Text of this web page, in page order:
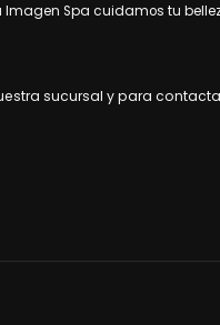
Imagen Spa cuidamos tu
sucursal y para